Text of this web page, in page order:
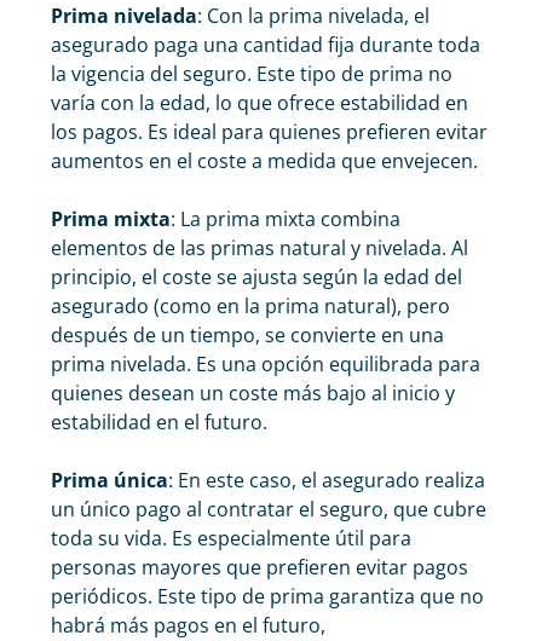
Prima nivelada: Con la prima nivelada, el
asegurado paga una cantidad fija durante toda
la vigencia del seguro. Este tipo de prima no
varía con la edad, lo que ofrece estabilidad en
los pagos. Es ideal para quienes prefieren evitar
aumentos en el coste a medida que envejecen.
Prima mixta: La prima mixta combina
elementos de las primas natural y nivelada. Al
principio, el coste se ajusta según la edad del
asegurado (como en la prima natural), pero
después de un tiempo, se convierte en una
prima nivelada. Es una opción equilibrada para
quienes desean un coste más bajo al inicio y
estabilidad en el futuro.
Prima única: En este caso, el asegurado realiza
un único pago al contratar el seguro, que cubre
toda su vida. Es especialmente útil para
personas mayores que prefieren evitar pagos
periódicos. Este tipo de prima garantiza que no
habrá más pagos en el futuro,